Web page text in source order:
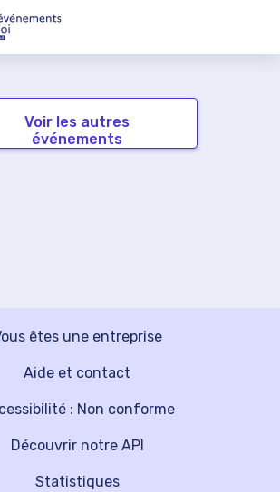
Voir les autres
événements
êtes une entreprise
Découvrir notre API
Aide et contact
Statistiques
: Non conforme